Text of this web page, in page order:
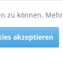
zu können.
akzeptieren